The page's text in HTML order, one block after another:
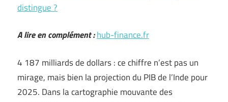
distingue ?
A lire en complément :hub-finance.fr
4 187 milliards de dollars : ce chiffre n’est pas un
mirage, mais bien la projection du PIB de l’Inde pour
2025. Dans la cartographie mouvante des